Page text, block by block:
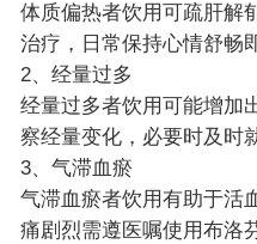
体质偏热者饮用可疏肝解
治疗，日常保持心情舒畅
2、经量过多
经量过多者饮用可能增加
察经量变化，必要时及时
3、气滞血瘀
气滞血瘀者饮用有助于活
痛剧烈需遵医嘱使用布洛